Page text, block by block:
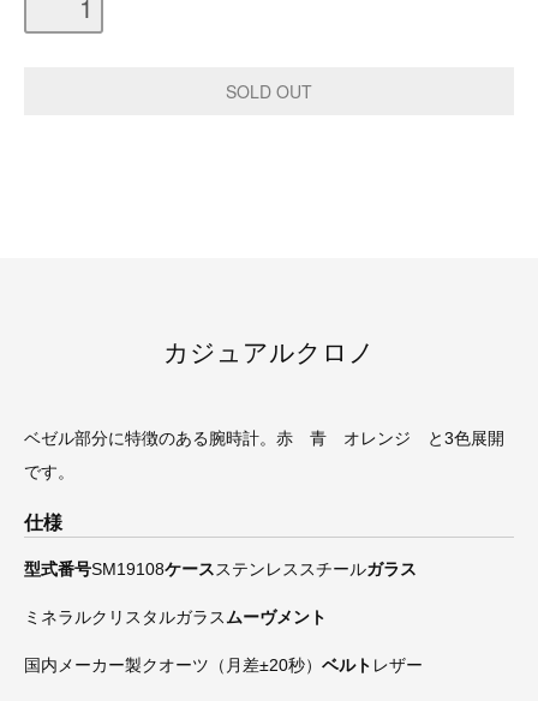
カジュアルクロノ
ベゼル部分に特徴のある腕時計。赤 青 オレンジ と3色展開
です。
仕様
型式番号SM19108ケースステンレススチールガラス
ミネラルクリスタルガラスムーヴメント
国内メーカー製クオーツ（月差±20秒） ベルト レザー